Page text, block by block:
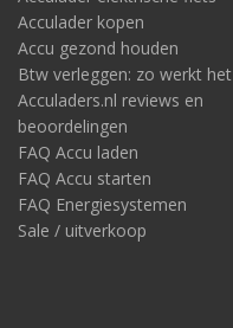
Acculader kopen
Accu gezond houden
Btw verleggen: zo werkt het
Acculaders.nl reviews en
beoordelingen
FAQ Accu laden
FAQ Accu starten
FAQ Energiesystemen
Sale / uitverkoop